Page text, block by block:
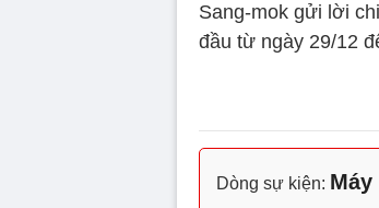
Sang-mok gửi lời
đầu từ ngày 29/12
Dòng sự kiện: